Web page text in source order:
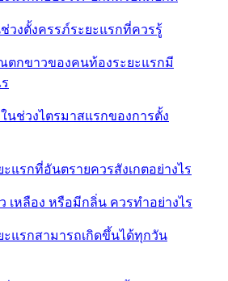
งตั้งครรภ์ระยะแรกที่ควรรู้
ตกขาวของคนท้องระยะแรกมี
นช่วงไตรมาสแรกของการตั้ง
แรกที่อันตรายควรสังเกตอย่างไร
เหลือง หรือมีกลิ่น ควรทำอย่างไร
แรกสามารถเกิดขึ้นได้ทุกวัน